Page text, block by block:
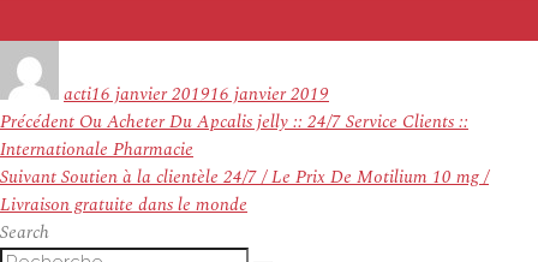
actile
16 janvier 201916 janvier 2019
Navigation
de
l’article
Précédent Article
précédent :
Ou Acheter Du Apcalis jelly :: 24/7 Service Clients ::
Internationale Pharmacie
SuivantArticle
suivant :
Soutien à la clientèle 24/7 / Le Prix De Motilium 10 mg /
Livraison gratuite dans le monde
Search